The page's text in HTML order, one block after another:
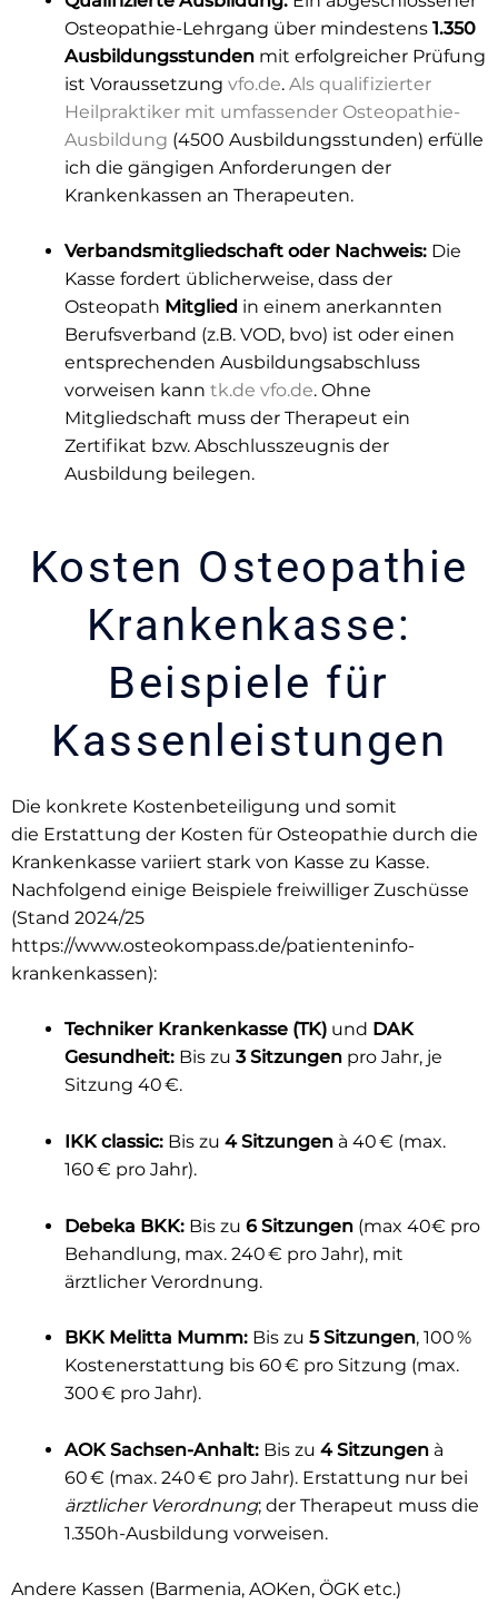
Osteopathie-Lehrgang über mindestens 1.350
Ausbildungsstunden mit erfolgreicher Prüfung
ist Voraussetzung vfo.de. Als qualifizierter
Heilpraktiker mit umfassender Osteopathie-
Ausbildung (4500 Ausbildungsstunden) erfülle
ich die gängigen Anforderungen der
Krankenkassen an Therapeuten.
Verbandsmitgliedschaft oder Nachweis: Die
Kasse fordert üblicherweise, dass der
Osteopath Mitglied in einem anerkannten
Berufsverband (z.B. VOD, bvo) ist oder einen
entsprechenden Ausbildungsabschluss
vorweisen kann tk.de vfo.de. Ohne
Mitgliedschaft muss der Therapeut ein
Zertifikat bzw. Abschlusszeugnis der
Ausbildung beilegen.
Kosten Osteopathie
Krankenkasse:
Beispiele für
Kassenleistungen
Die konkrete Kostenbeteiligung und somit
die Erstattung der Kosten für Osteopathie durch die
Krankenkasse variiert stark von Kasse zu Kasse.
Nachfolgend einige Beispiele freiwilliger Zuschüsse
(Stand 2024/25
https://www.osteokompass.de/patienteninfo-
krankenkassen):
Techniker Krankenkasse (TK) und DAK
Gesundheit: Bis zu 3 Sitzungen pro Jahr, je
Sitzung 40 €.
IKK classic: Bis zu 4 Sitzungen à 40 € (max.
160 € pro Jahr).
Debeka BKK: Bis zu 6 Sitzungen (max 40€ pro
Behandlung, max. 240 € pro Jahr), mit
ärztlicher Verordnung.
BKK Melitta Mumm: Bis zu 5 Sitzungen, 100 %
Kostenerstattung bis 60 € pro Sitzung (max.
300 € pro Jahr).
AOK Sachsen-Anhalt: Bis zu 4 Sitzungen à
60 € (max. 240 € pro Jahr). Erstattung nur bei
ärztlicher Verordnung; der Therapeut muss die
1.350h-Ausbildung vorweisen.
Andere Kassen (Barmenia, AOKen, ÖGK etc.)